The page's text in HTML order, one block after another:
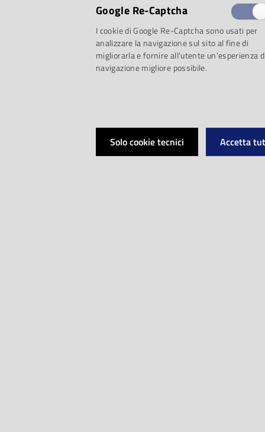
Prenotazione
didattiche:
031174-
Google Re-Captcha
I cookie di Google Re-Captcha sono usati per
analizzare la navigazione sul sito al fine di
migliorarla e fornire all'utente un'esperienza
navigazione migliore possibile.
Solo cookie tecnici Accetta